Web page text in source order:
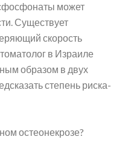
может
Существует
скорость
в Израиле
образом в двух
степень риска-
остеонекрозе?